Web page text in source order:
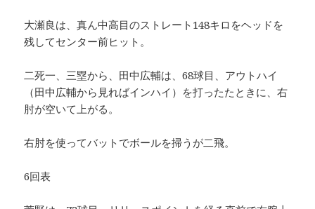
大瀬良は、真ん中高目のストレート148キロをヘッドを
残してセンター前ヒット。
二死一、三塁から、田中広輔は、68球目、アウトハイ
（田中広輔から見ればインハイ）を打ったたときに、右
肘が空いて上がる。
右肘を使ってバットでボールを掃うが二飛。
6回表